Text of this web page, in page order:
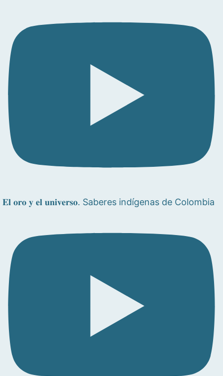
𝐄𝐥 𝐨𝐫𝐨 𝐲 𝐞𝐥 𝐮𝐧𝐢𝐯𝐞𝐫𝐬𝐨. Saberes indígenas de Colombia